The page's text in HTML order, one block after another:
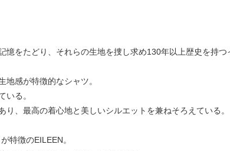
憶をたどり、それらの生地を捜し求め130年以上歴史を持
感が特徴的なシャツ。
いる。
、最高の着心地と美しいシルエットを兼ねそろえている。
特徴のEILEEN。